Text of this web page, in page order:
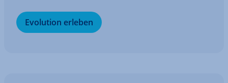
Evolution erleben